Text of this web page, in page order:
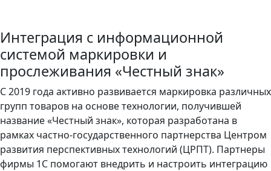
Интеграция с информационной
системой маркировки и
прослеживания «Честный знак»
С 2019 года активно развивается маркировка различных
групп товаров на основе технологии, получившей
название «Честный знак», которая разработана в
рамках частно-государственного партнерства Центром
развития перспективных технологий (ЦРПТ). Партнеры
фирмы 1С помогают внедрить и настроить интеграцию